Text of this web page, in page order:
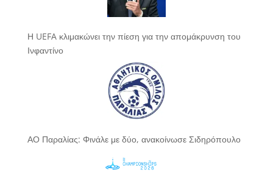
Η UEFA κλιμακώνει την πίεση για την απομάκρυνση του
Ινφαντίνο
ΑΟ Παραλίας: Φινάλε με δύο, ανακοίνωσε Σιδηρόπουλο